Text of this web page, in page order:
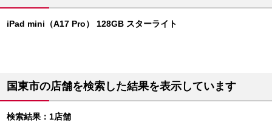
iPad mini（A17 Pro） 128GB スターライト
国東市の店舗を検索した結果を表示しています
検索結果：1店舗